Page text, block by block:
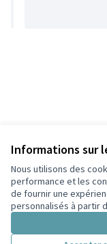
Informations sur
Nous utilisons des
performance et les
de fournir une
personnalisés à partir